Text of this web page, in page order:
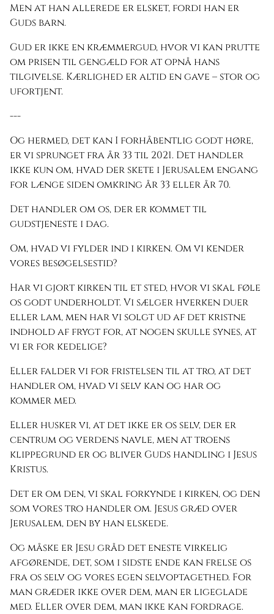
Men at han allerede er elsket, fordi han er
Guds barn.
Gud er ikke en kræmmergud, hvor vi kan prutte
om prisen til gengæld for at opnå hans
tilgivelse. Kærlighed er altid en gave – stor og
ufortjent.
---
Og hermed, det kan I forhåbentlig godt høre,
er vi sprunget fra år 33 til 2021. Det handler
ikke kun om, hvad der skete i Jerusalem engang
for længe siden omkring år 33 eller år 70.
Det handler om os, der er kommet til
gudstjeneste i dag.
Om, hvad vi fylder ind i kirken. Om vi kender
vores besøgelsestid?
Har vi gjort kirken til et sted, hvor vi skal føle
os godt underholdt. Vi sælger hverken duer
eller lam, men har vi solgt ud af det kristne
indhold af frygt for, at nogen skulle synes, at
vi er for kedelige?
Eller falder vi for fristelsen til at tro, at det
handler om, hvad vi selv kan og har og
kommer med.
Eller husker vi, at det ikke er os selv, der er
centrum og verdens navle, men at troens
klippegrund er og bliver Guds handling i Jesus
Kristus.
Det er om den, vi skal forkynde i kirken, og den
som vores tro handler om. Jesus græd over
Jerusalem, den by han elskede.
Og måske er Jesu gråd det eneste virkelig
afgørende, det, som i sidste ende kan frelse os
fra os selv og vores egen selvoptagethed. For
man græder ikke over dem, man er ligeglade
med. Eller over dem, man ikke kan fordrage.